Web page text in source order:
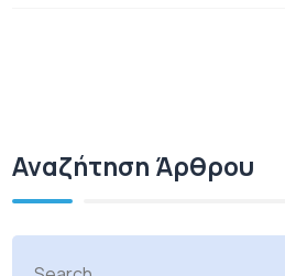
Αναζήτηση Άρθρου